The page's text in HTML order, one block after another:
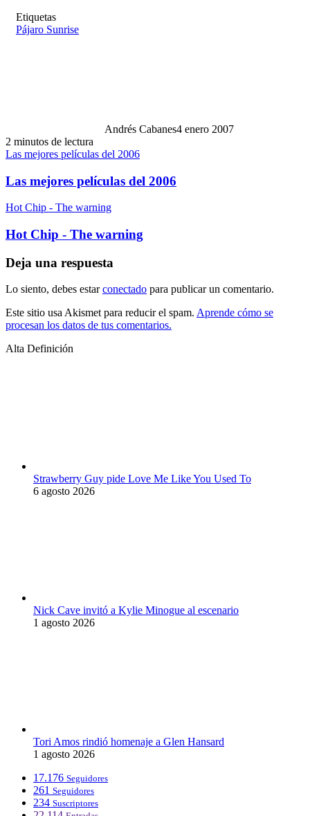
Etiquetas
Pájaro Sunrise
Andrés Cabanes4 enero 2007
2 minutos de lectura
Las mejores películas del 2006
Las mejores películas del 2006
Hot Chip - The warning
Hot Chip - The warning
Deja una respuesta
Lo siento, debes estarconectado para publicar un comentario.
Este sitio usa Akismet para reducir el spam. Aprende cómo se
procesan los datos de tus comentarios.
Alta Definición
Strawberry Guy pide Love Me Like You Used To
6 agosto 2026
Nick Cave invitó a Kylie Minogue al escenario
1 agosto 2026
Tori Amos rindió homenaje a Glen Hansard
1 agosto 2026
17.176 Seguidores
261 Seguidores
234 Suscriptores